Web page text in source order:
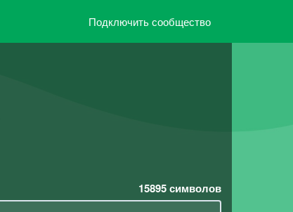
Подключить сообщество
15895символов